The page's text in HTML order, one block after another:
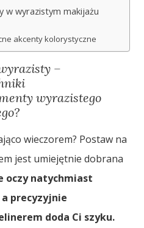
w wyrazistym makijażu
akcenty kolorystyczne
–
wyrazistego
wieczorem? Postaw na
jest umiejętnie dobrana
oczy natychmiast
precyzyjnie
doda Ci szyku.